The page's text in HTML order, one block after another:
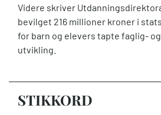
Videre skriver
bevilget 216 millioner kroner i
for barn og elevers tapte faglig-
utvikling.
STIKKORD